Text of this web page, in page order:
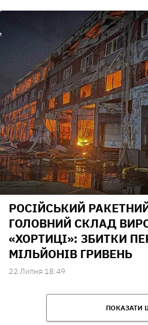
РОСІЙСЬКИЙ
ГОЛОВНИЙ СКЛАД
«ХОРТИЦІ»: ЗБИТКИ
МІЛЬЙОНІВ ГРИВЕНЬ
22 Липня 18:49
ПОКАЗАТИ